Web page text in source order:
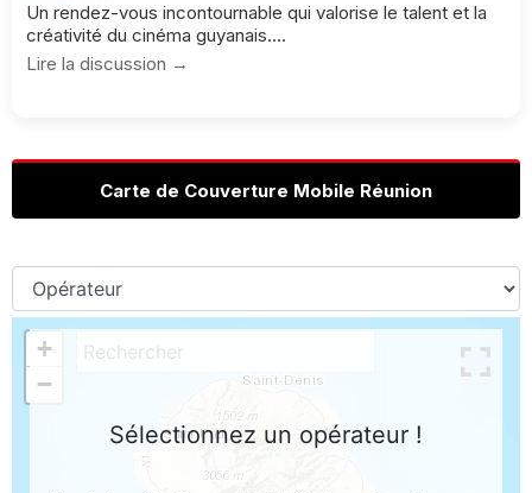
Un rendez-vous incontournable qui valorise le talent et la
créativité du cinéma guyanais....
Lire la discussion →
Carte de Couverture Mobile Réunion